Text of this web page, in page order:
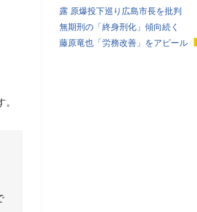
露 原爆投下巡り広島市長を批判
無期刑の「終身刑化」傾向続く
藤原竜也「労務改善」をアピール